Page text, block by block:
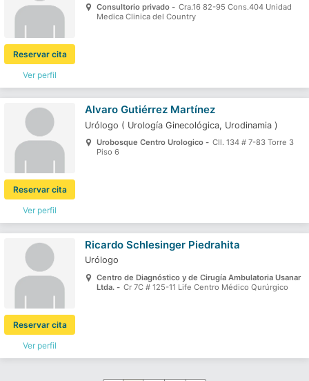
Ver perfil
Reservar cita
Consultorio privado - Cra.16 82-95 Cons.404 Unidad
Medica Clinica del Country
Ver perfil
Reservar cita
Alvaro Gutiérrez Martínez
Urólogo ( Urología Ginecológica, Urodinamia )
Urobosque Centro Urologico - Cll. 134 # 7-83 Torre 3
Piso 6
Ver perfil
Reservar cita
Ricardo Schlesinger Piedrahita
Urólogo
Centro de Diagnóstico y de Cirugía Ambulatoria Usanar
Ltda. - Cr 7C # 125-11 Life Centro Médico Qurúrgico